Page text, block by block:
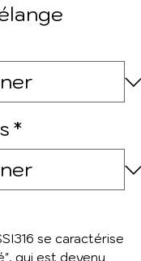
*
se caractérise
qui est devenu